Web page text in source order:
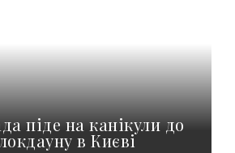
піде на канікули до
в Києві